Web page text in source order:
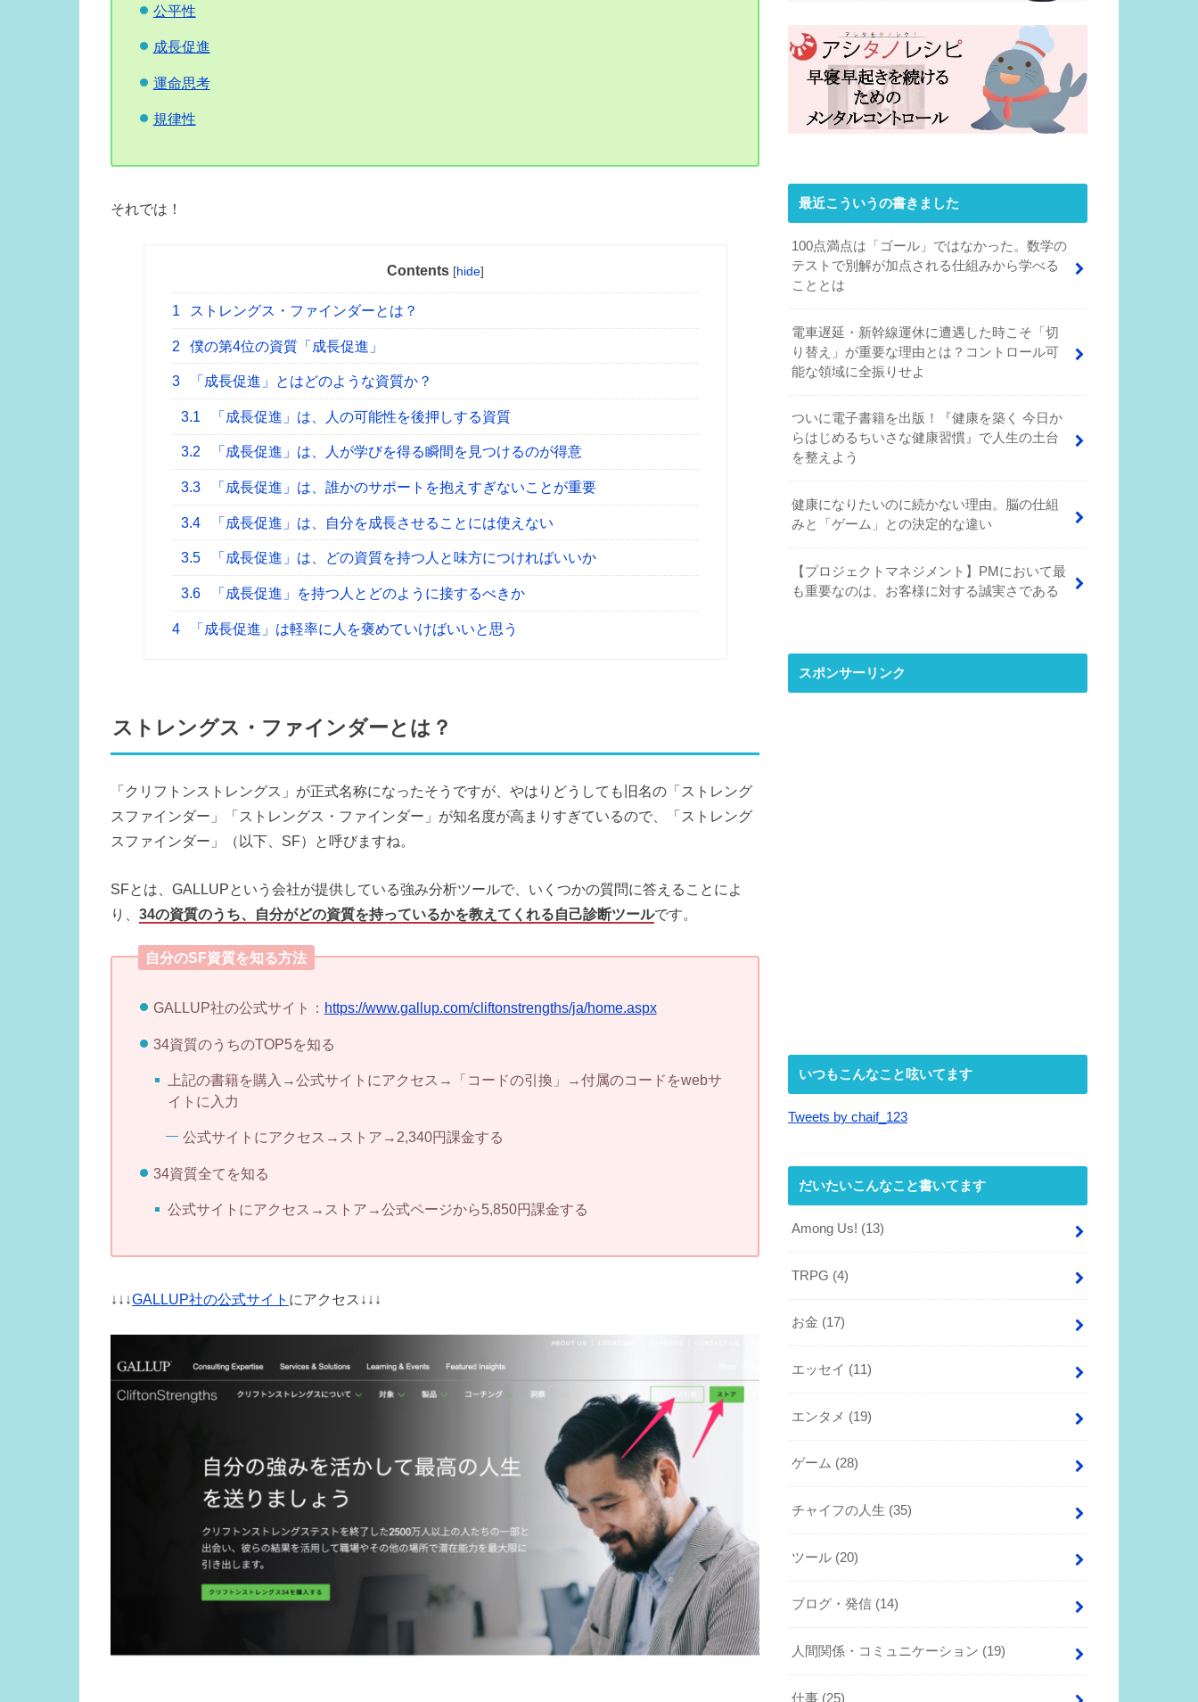
公平性
成長促進
運命思考
規律性
それでは！
Contents [hide]
1 ストレングス・ファインダーとは？
2 僕の第4位の資質「成長促進」
3 「成長促進」とはどのような資質か？
3.1 「成長促進」は、人の可能性を後押しする資質
3.2 「成長促進」は、人が学びを得る瞬間を見つけるのが得意
3.3 「成長促進」は、誰かのサポートを抱えすぎないことが重要
3.4 「成長促進」は、自分を成長させることには使えない
3.5 「成長促進」は、どの資質を持つ人と味方につければいいか
3.6 「成長促進」を持つ人とどのように接するべきか
4 「成長促進」は軽率に人を褒めていけばいいと思う
ストレングス・ファインダーとは？
「クリフトンストレングス」が正式名称になったそうですが、やはりどうしても旧名の「ストレング
スファインダー」「ストレングス・ファインダー」が知名度が高まりすぎているので、「ストレング
スファインダー」（以下、SF）と呼びますね。
SFとは、GALLUPという会社が提供している強み分析ツールで、いくつかの質問に答えることによ
り、 34の資質のうち、自分がどの資質を持っているかを教えてくれる自己診断ツールです。
自分のSF資質を知る方法
GALLUP社の公式サイト： https://www.gallup.com/cliftonstrengths/ja/home.aspx
34資質のうちのTOP5を知る
上記の書籍を購入→公式サイトにアクセス→「コードの引換」→付属のコードをwebサ
イトに入力
公式サイトにアクセス→ストア→2,340円課金する
34資質全てを知る
公式サイトにアクセス→ストア→公式ページから5,850円課金する
↓↓↓GALLUP社の公式サイト にアクセス↓↓↓
最近こういうの書きました
100点満点は「ゴール」ではなかった。数学の
テストで別解が加点される仕組みから学べる
こととは
電車遅延・新幹線運休に遭遇した時こそ「切
り替え」が重要な理由とは？コントロール可
能な領域に全振りせよ
ついに電子書籍を出版！『健康を築く 今日か
らはじめるちいさな健康習慣』で人生の土台
を整えよう
健康になりたいのに続かない理由。脳の仕組
みと「ゲーム」との決定的な違い
【プロジェクトマネジメント】PMにおいて最
も重要なのは、お客様に対する誠実さである
スポンサーリンク
いつもこんなこと呟いてます
Tweets by chaif_123
だいたいこんなこと書いてます
Among Us! (13)
TRPG (4)
お金 (17)
エッセイ (11)
エンタメ (19)
ゲーム (28)
チャイフの人生 (35)
ツール (20)
ブログ・発信 (14)
人間関係・コミュニケーション (19)
仕事 (25)